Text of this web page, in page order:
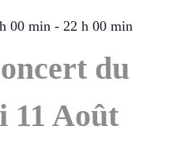
00 min - 22 h 00 min
du
11 Août